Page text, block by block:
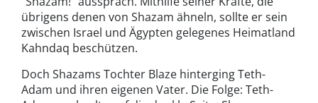
übrigens denen von Shazam ähneln, sollte er sein
zwischen Israel und Ägypten gelegenes Heimatland
Kahndaq beschützen.
Doch Shazams Tochter Blaze hinterging Teth-
Adam und ihren eigenen Vater. Die Folge: Teth-